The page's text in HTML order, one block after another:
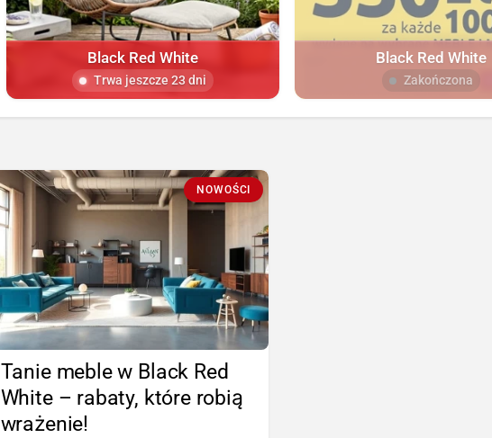
Black Red White
Trwa jeszcze 23 dni
Black Red White
Zakończona
NOWOŚCI
Tanie meble w Black Red
White – rabaty, które robią
wrażenie!